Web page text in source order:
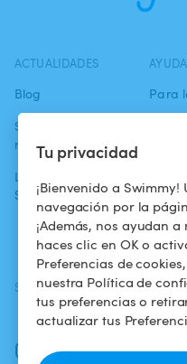
Tu privacidad
¡Bienvenido a
navegación por la
¡Además, nos ayudan
haces clic en OK o
Preferencias de
nuestra Política de
tus preferencias o
actualizar tus
ACTUALIDADES
Blog
Swimmy en los
medios
La aventura
Swimmy
AYUDA
Para
SÍGUENOS
Facebook
Instagram